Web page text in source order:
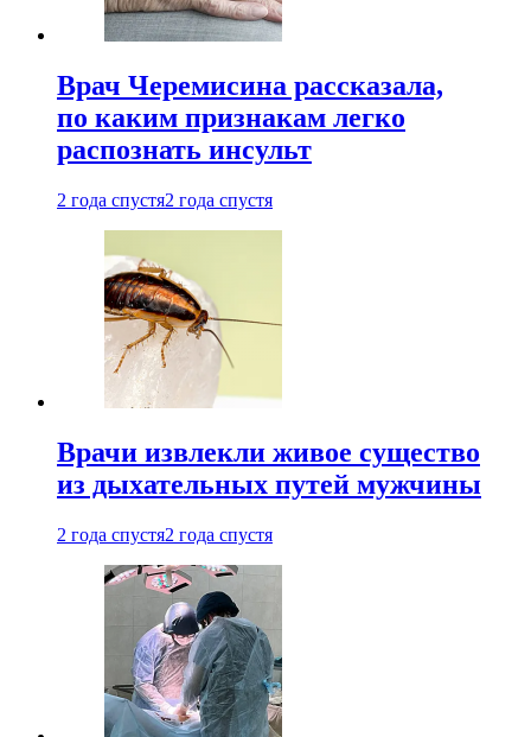
Врач Черемисина рассказала,
по каким признакам легко
распознать инсульт
2 года спустя2 года спустя
Врачи извлекли живое существо
из дыхательных путей мужчины
2 года спустя2 года спустя